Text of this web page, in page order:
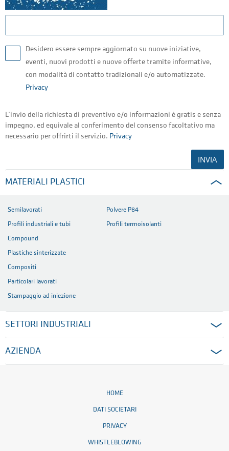
Desidero essere sempre aggiornato su nuove iniziative,
eventi, nuovi prodotti e nuove offerte tramite informative,
con modalità di contatto tradizionali e/o automatizzate.
Privacy
L’invio della richiesta di preventivo e/o informazioni è gratis e senza
impegno, ed equivale al conferimento del consenso facoltativo ma
necessario per offrirti il servizio. Privacy
INVIA
MATERIALI PLASTICI
Semilavorati
Profili industriali e tubi
Compound
Plastiche sinterizzate
Compositi
Particolari lavorati
Stampaggio ad iniezione
Polvere P84
Profili termoisolanti
SETTORI INDUSTRIALI
AZIENDA
HOME
DATI SOCIETARI
PRIVACY
WHISTLEBLOWING